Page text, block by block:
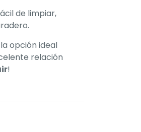
de limpiar,
opción ideal
relación
!